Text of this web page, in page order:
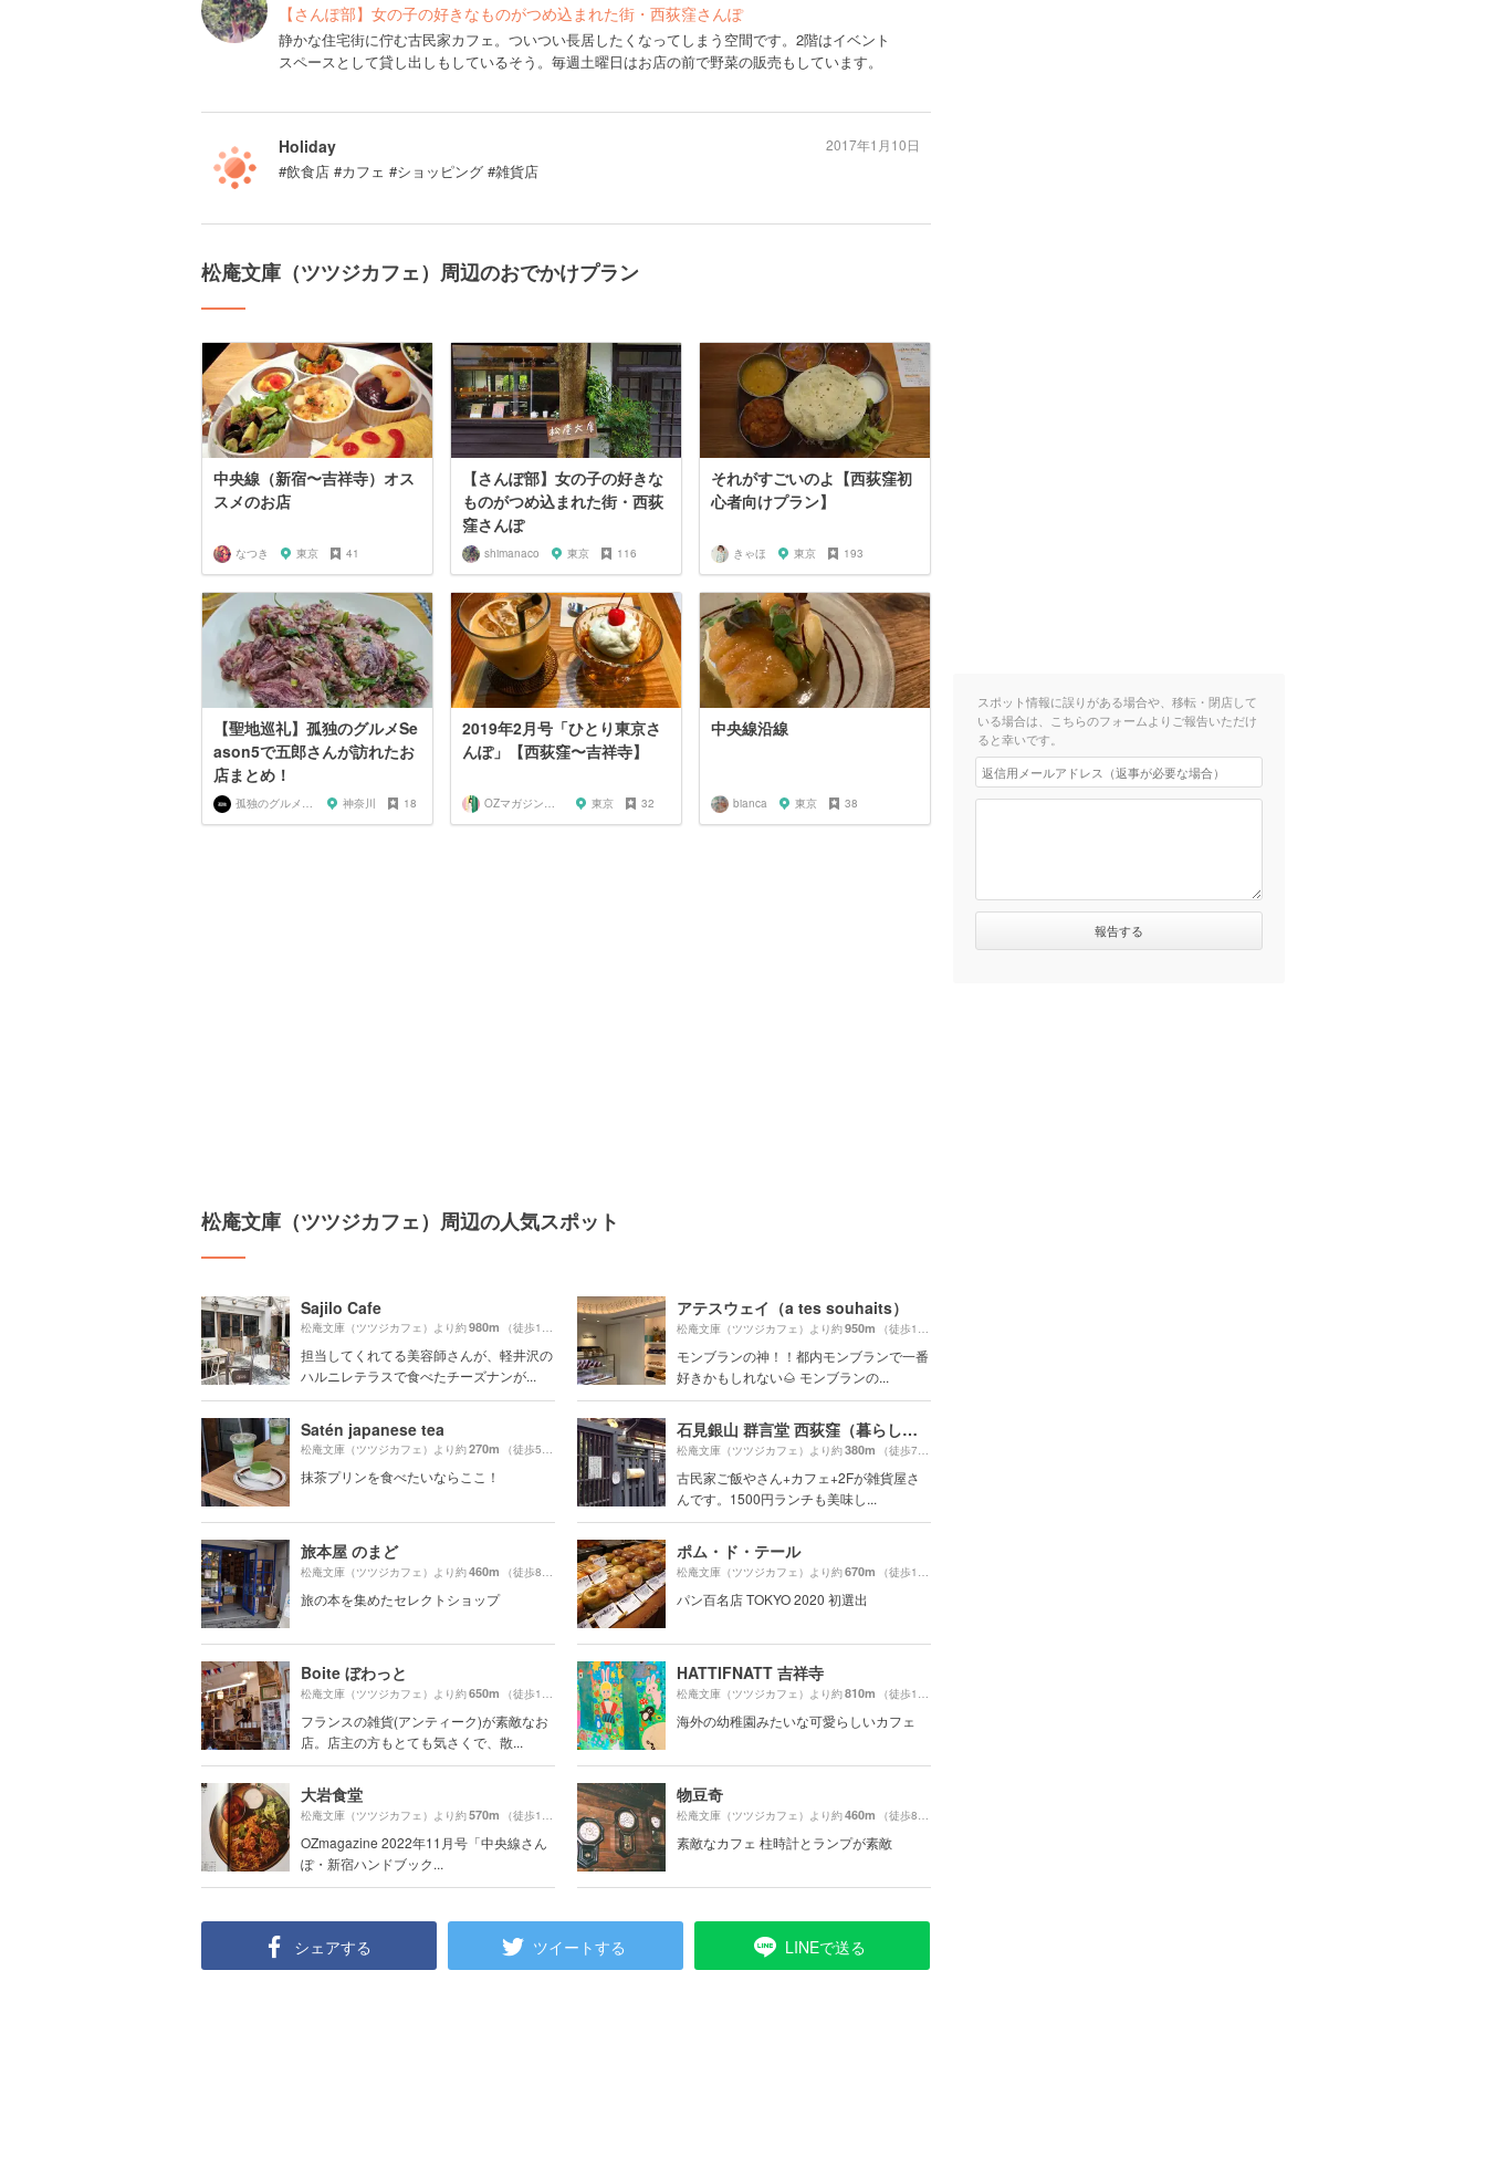
【さんぽ部】女の子の好きなものがつめ込まれた街・西荻窪さんぽ
静かな住宅街に佇む古民家カフェ。ついつい長居したくなってしまう空間です。2階はイベント
スペースとして貸し出しもしているそう。毎週土曜日はお店の前で野菜の販売もしています。
Holiday
#飲食店 #カフェ #ショッピング #雑貨店
2017年1月10日
松庵文庫（ツツジカフェ）周辺のおでかけプラン
中央線（新宿〜吉祥寺）オス
スメのお店
なつき 東京 41
【さんぽ部】女の子の好きな
ものがつめ込まれた街・西荻
窪さんぽ
shimanaco 東京 116
それがすごいのよ【西荻窪初
心者向けプラン】
きゃほ 東京 193
【聖地巡礼】孤独のグルメSe
ason5で五郎さんが訪れたお
店まとめ！
孤独のグルメ大好き芸人 神奈川 18
2019年2月号「ひとり東京さ
んぽ」【西荻窪〜吉祥寺】
OZマガジンに掲載されたお店 東京 32
中央線沿線
bianca 東京 38
松庵文庫（ツツジカフェ）周辺の人気スポット
Sajilo Cafe
松庵文庫（ツツジカフェ）より約980m （徒歩17分）
担当してくれてる美容師さんが、軽井沢の
ハルニレテラスで食べたチーズナンが...
アテスウェイ（a tes souhaits）
松庵文庫（ツツジカフェ）より約950m （徒歩16分）
モンブランの神！！都内モンブランで一番
好きかもしれない🌰 モンブランの...
Satén japanese tea
松庵文庫（ツツジカフェ）より約270m （徒歩5分）
抹茶プリンを食べたいならここ！
石見銀山 群言堂 西荻窪（暮らしの研究室）旧：りげんどう
松庵文庫（ツツジカフェ）より約380m （徒歩7分）
古民家ご飯やさん+カフェ+2Fが雑貨屋さ
んです。1500円ランチも美味し...
旅本屋 のまど
松庵文庫（ツツジカフェ）より約460m （徒歩8分）
旅の本を集めたセレクトショップ
ポム・ド・テール
松庵文庫（ツツジカフェ）より約670m （徒歩12分）
パン百名店 TOKYO 2020 初選出
Boite ぼわっと
松庵文庫（ツツジカフェ）より約650m （徒歩11分）
フランスの雑貨(アンティーク)が素敵なお
店。店主の方もとても気さくで、散...
HATTIFNATT 吉祥寺
松庵文庫（ツツジカフェ）より約810m （徒歩14分）
海外の幼稚園みたいな可愛らしいカフェ
大岩食堂
松庵文庫（ツツジカフェ）より約570m （徒歩10分）
OZmagazine 2022年11月号「中央線さん
ぽ・新宿ハンドブック...
物豆奇
松庵文庫（ツツジカフェ）より約460m （徒歩8分）
素敵なカフェ 柱時計とランプが素敵
シェアする ツイートする LINEで送る
スポット情報に誤りがある場合や、移転・閉店して
いる場合は、こちらのフォームよりご報告いただけ
ると幸いです。